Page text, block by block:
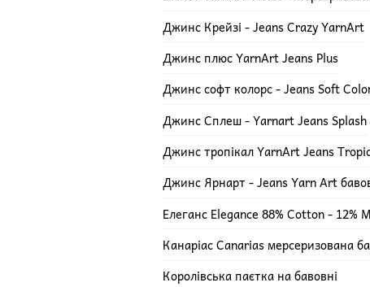
Джинс Крейзі - Jeans Crazy YarnArt
Джинс плюс YarnArt Jeans Plus
Джинс софт колорс - Jeans Soft
Джинс Сплеш - Yarnart Jeans Splash
Джинс тропікал YarnArt Jeans
Джинс Ярнарт - Jeans Yarn Art
Елеганс Elegance 88% Cotton - 12%
Канаріас Canarias мерсеризована
Королівська паєтка на бавовні